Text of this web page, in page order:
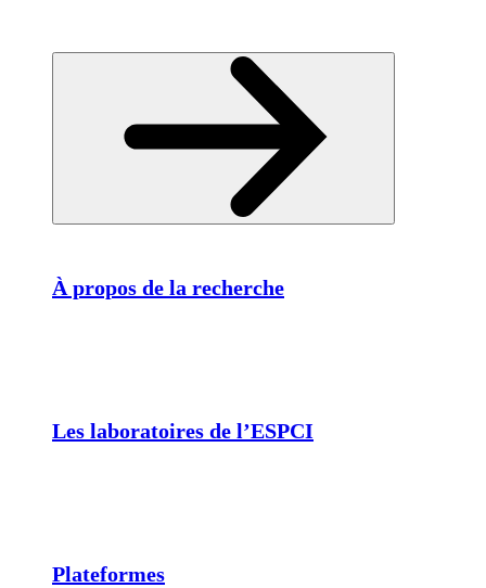
À propos de la recherche
Les laboratoires de l’ESPCI
Plateformes